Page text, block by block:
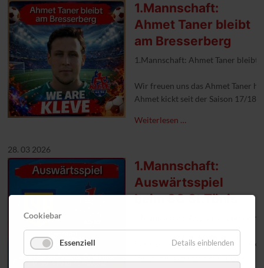
1.Mannschaft:
Ahmet Taner bleibt
am Bresserberg
1.Mannschaft: Ahmet Taner bleibt
Wir freuen uns das Ahmet Taner
Ahmet kickt seit der Saison 17/18
Weiterlesen …
28. 03 2026
1.Mannschaft:
Auswärtsspiel
beim SC St.Tönis
1.Mannschaft: Auswärtsspiel beim
Für das Team von Coach Umut
Nach dem starken Heimspiel am
Cookiebar
Essenziell Details einblenden